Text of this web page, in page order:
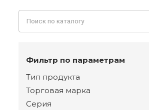
Фильтр по параметрам
Тип продукта
Торговая марка
Серия